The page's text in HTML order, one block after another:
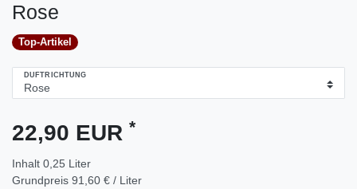
Rose
Top-Artikel
DUFTRICHTUNG
22,90 EUR *
Inhalt 0,25 Liter
Grundpreis 91,60 € / Liter